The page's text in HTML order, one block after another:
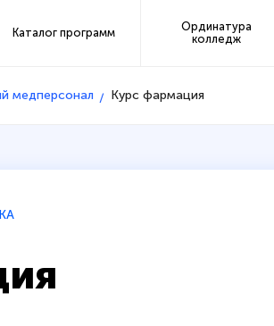
Каталог программ
Ординатура
колледж
медперсонал Курс фармация